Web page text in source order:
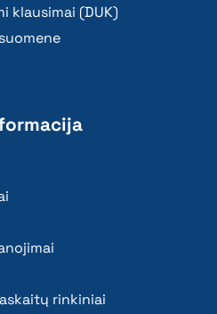
klausimai (DUK)
rinkiniai